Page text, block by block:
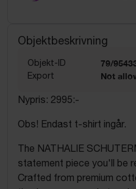
Objektbeskrivning
Objekt-ID 79/
Export Not
Nypris: 2995:-
Obs! Endast t-shirt ingår.
The NATHALIE
statement piece you'll be
Crafted from premium